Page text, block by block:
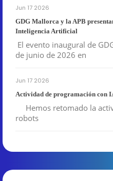
Jun 17 2026
GDG Mallorca y la APB
Inteligencia Artificial
El evento inaugural de
de junio de 2026 en
Jun 17 2026
Actividad de programación con
Hemos retomado la
robots